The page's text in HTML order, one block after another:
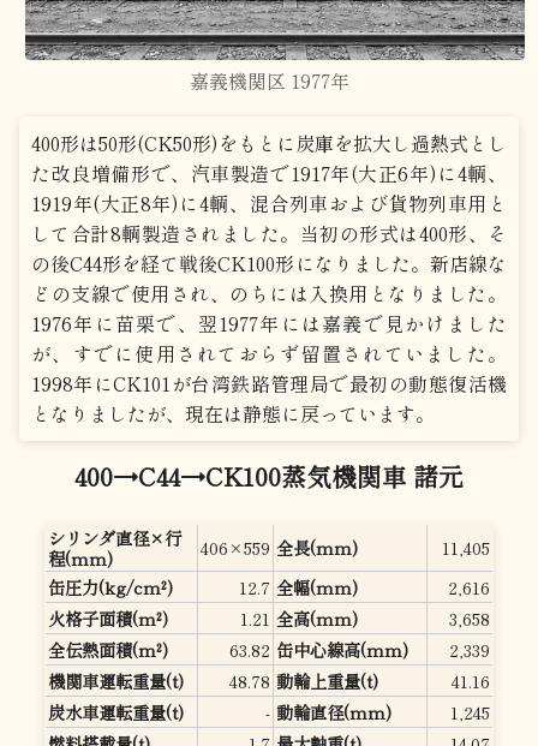
嘉義機関区 1977年
400形は50形(CK50形)をもとに炭庫を拡大し過熱式とし
た改良増備形で、汽車製造で1917年(大正6年)に4輌、
1919年(大正8年)に4輌、混合列車および貨物列車用と
して合計8輌製造されました。当初の形式は400形、そ
の後C44形を経て戦後CK100形になりました。新店線な
どの支線で使用され、のちには入換用となりました。
1976年に苗栗で、翌1977年には嘉義で見かけました
が、すでに使用されておらず留置されていました。
1998年にCK101が台湾鉄路管理局で最初の動態復活機
となりましたが、現在は静態に戻っています。
400→C44→CK100蒸気機関車 諸元
シリンダ直径×行
程(mm)
406×559 全長(mm)
11,405
缶圧力(kg/cm²)
12.7 全幅(mm)
2,616
火格子面積(m²)
1.21 全高(mm)
3,658
全伝熱面積(m²)
63.82 缶中心線高(mm)
2,339
機関車運転重量(t)
48.78 動輪上重量(t)
41.16
炭水車運転重量(t)
- 動輪直径(mm)
1,245